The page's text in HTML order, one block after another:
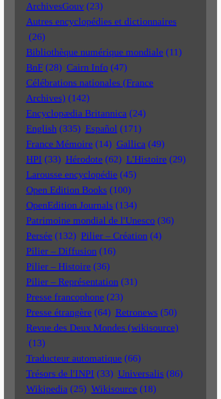
ArchivesGouv (23)
Autres encyclopédies et dictionnaires
(26)
Bibliothèque numérique mondiale (11)
BnF (28) Cairn Info (47)
Célébrations nationales (France
Archives) (142)
Encyclopædia Britannica (24)
English (335) Español (171)
France Mémoire (14) Gallica (49)
HPI (33) Hérodote (62) L'Histoire (29)
Larousse encyclopédie (45)
Open Edition Books (100)
OpenEdition Journals (134)
Patrimoine mondial de l'Unesco (36)
Persée (132) Pilier – Création (4)
Pilier – Diffusion (16)
Pilier – Histoire (36)
Pilier – Représentation (31)
Presse francophone (23)
Presse étrangère (64) Retronews (50)
Revue des Deux Mondes (wikisource)
(13)
Traducteur automatique (66)
Trésors de l'INPI (33) Universalis (86)
Wikipedia (25) Wikisource (18)